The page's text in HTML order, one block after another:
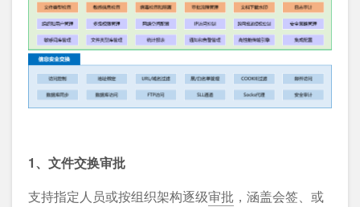
1、文件交换审批
支持指定人员或按组织架构逐级审批 ，涵盖会签、或